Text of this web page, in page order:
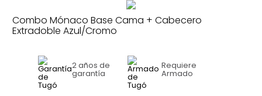
Combo Mónaco Base Cama + Cabecero
Extradoble Azul/Cromo
2 años de
garantía
Requiere
Armado